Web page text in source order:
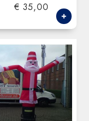
€ 35,00